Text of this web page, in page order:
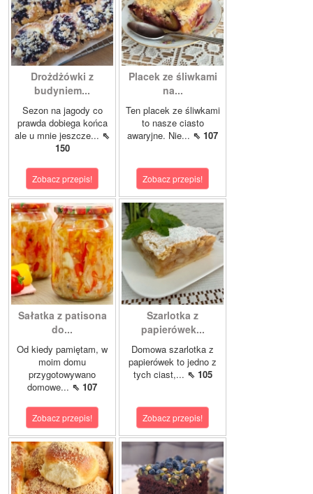
Drożdżówki z
budyniem...
Sezon na jagody co
prawda dobiega końca
ale u mnie jeszcze... ⇖
150
Zobacz przepis!
Placek ze śliwkami
na...
Ten placek ze śliwkami
to nasze ciasto
awaryjne. Nie... ⇖ 107
Zobacz przepis!
Sałatka z patisona
do...
Od kiedy pamiętam, w
moim domu
przygotowywano
domowe... ⇖ 107
Zobacz przepis!
Szarlotka z
papierówek...
Domowa szarlotka z
papierówek to jedno z
tych ciast,... ⇖ 105
Zobacz przepis!